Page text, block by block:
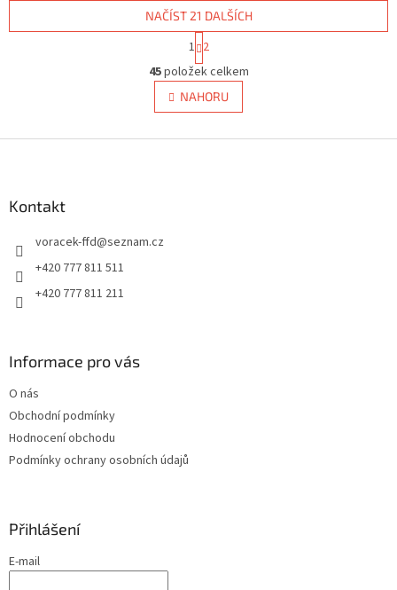
O
v
l
á
NAČÍST 21 DALŠÍCH
S
t
r
á
n
k
v
1 2
45položek celkem
NAHORU
Kontakt
voracek-ffd@seznam.cz
+420 777 811 511
+420 777 811 211
Informace pro vás
O nás
Obchodní podmínky
Hodnocení obchodu
Podmínky ochrany osobních údajů
Přihlášení
E-mail